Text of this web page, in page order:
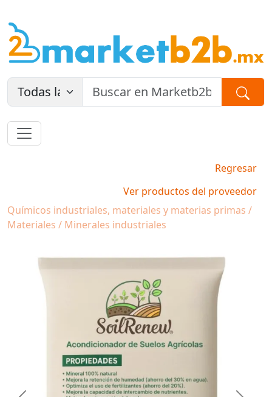
Regresar
Ver productos del proveedor
Químicos industriales, materiales y materias primas /
Materiales / Minerales industriales